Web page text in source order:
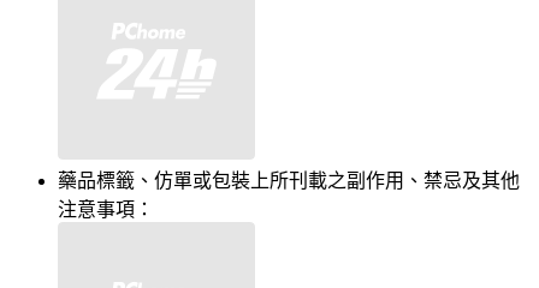
藥品標籤、仿單或包裝上所刊載之副作用、禁忌及其他
注意事項：